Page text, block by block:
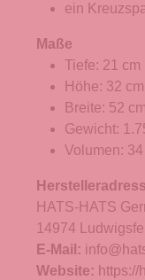
ein
Maße
Tiefe: 21 cm
Höhe: 32 cm
Breite: 52 cm
Gewicht:
Volumen:
HATS-HATS
14974
E-Mail:
Website: https://